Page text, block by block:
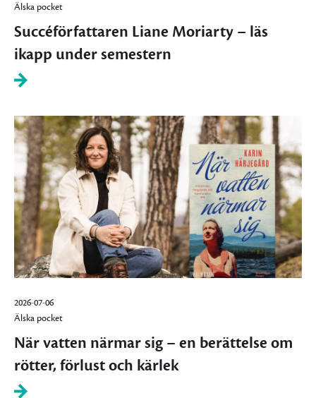
Älska pocket
Succéförfattaren Liane Moriarty – läs
ikapp under semestern
2026-07-06
Älska pocket
När vatten närmar sig – en berättelse om
rötter, förlust och kärlek